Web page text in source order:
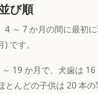
び順
4 ～ 7 か月の間に最初
です。
19 か月で、犬歯は
とんどの子供は 20 本の